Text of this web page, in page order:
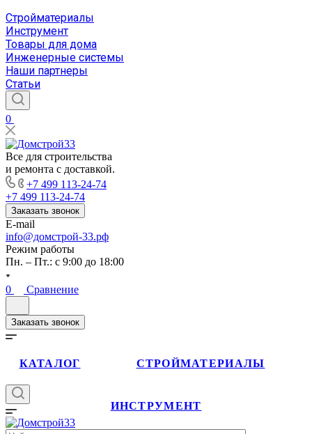
Стройматериалы
Инструмент
Товары для дома
Инженерные системы
Наши партнеры
Статьи
0
Все для строительства
и ремонта с доставкой.
+7 499 113-24-74
+7 499 113-24-74
Заказать звонок
E-mail
info@домстрой-33.рф
Режим работы
Пн. – Пт.: с 9:00 до 18:00
0 Сравнение
Заказать звонок
КАТАЛОГ СТРОЙМАТЕРИАЛЫ
ИНСТРУМЕНТ